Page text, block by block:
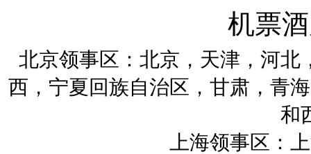
机票
北京领事区：北京，天津，河
西，宁夏回族自治区，甘肃，青
和
上海领事区：